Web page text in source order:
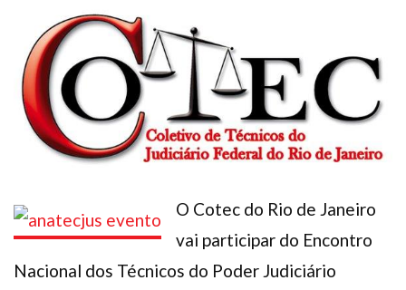
O Cotec do Rio de Janeiro
vai participar do Encontro
Nacional dos Técnicos do Poder Judiciário
Plano de Saúde
Assistência Funeral
Pós-graduação
Facebook Instagram Youtube TikTok Whatsapp